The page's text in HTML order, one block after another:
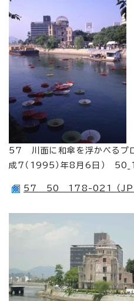
57 川面に和傘を浮かべるプロ
成7（1995）年8月6日）
57 50 178-021 （